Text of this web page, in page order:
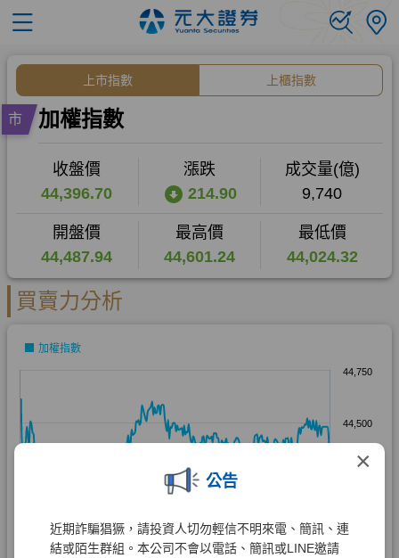
×
公告
近期詐騙猖獗，請投資人切勿輕信不明來電、簡訊、連
結或陌生群組。本公司不會以電話、簡訊或LINE邀請